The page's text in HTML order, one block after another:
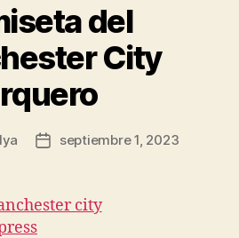
del
City
Fecha
entrada
septiembre 1, 2023